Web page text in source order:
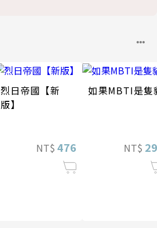
烈日帝國【新
版】
NT$ 476
如果MBTI是隻
NT$